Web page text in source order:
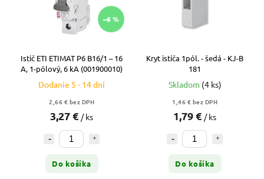
–6 %
Istič ETI ETIMAT P6 B16/1 – 16
A, 1-pólový, 6 kA (001900010)
Dodanie 5 - 14 dní
2,66 € bez DPH
3,27 € / ks
Do košíka
Kryt ističa 1pól. - šedá - KJ-B
181
Skladom (4 ks)
1,46 € bez DPH
1,79 € / ks
Do košíka